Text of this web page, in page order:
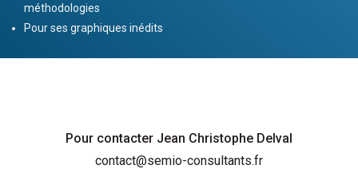
méthodologies
Pour ses graphiques inédits
Pour contacter Jean Christophe Delval
contact@semio-consultants.fr